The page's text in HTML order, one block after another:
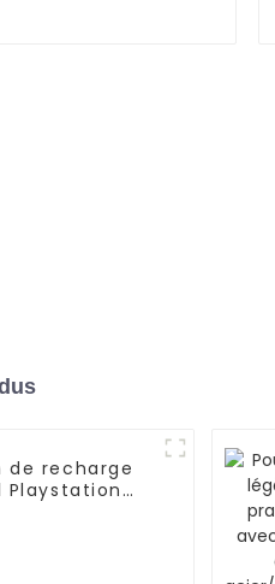
de recharge
Playstation